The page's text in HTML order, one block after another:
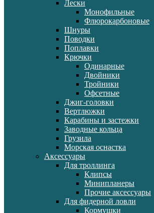
Лески
Монофильные
Флюрокарбоновые
Шнуры
Поводки
Поплавки
Крючки
Одинарные
Двойники
Тройники
Офсетные
Джиг-головки
Вертлюжки
Карабины и застежки
Заводные кольца
Грузила
Морская оснастка
Аксессуары
Для троллинга
Клипсы
Минипланеры
Прочие аксессуары
Для фидерной ловли
Кормушки